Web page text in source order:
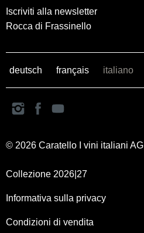
Iscriviti alla newsletter
Rocca di Frassinello
deutsch français italiano
© 2026 Caratello I vini italiani AG
Collezione 2026|27
Informativa sulla privacy
Condizioni di vendita